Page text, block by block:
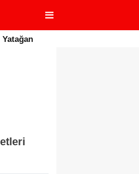
Yatağan